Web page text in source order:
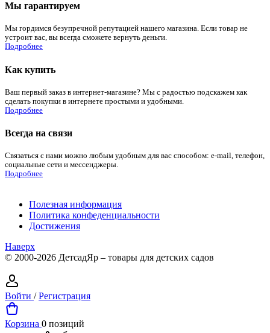
Мы гарантируем
Мы гордимся безупречной репутацией нашего магазина. Если товар не
устроит вас, вы всегда сможете вернуть деньги.
Подробнее
Как купить
Ваш первый заказ в интернет-магазине? Мы с радостью подскажем как
сделать покупки в интернете простыми и удобными.
Подробнее
Всегда на связи
Связаться с нами можно любым удобным для вас способом: e-mail, телефон,
социальные сети и мессенджеры.
Подробнее
Полезная информация
Политика конфеденциальности
Достижения
Наверх
© 2000-2026 ДетсадЯр – товары для детских садов
Войти /Регистрация
Корзина 0 позиций